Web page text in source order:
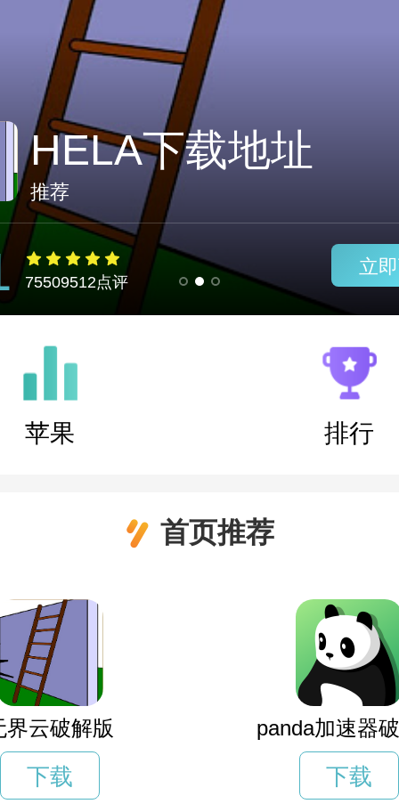
备用机场7天试用
推荐
75509512点评
立
苹果 排行
首页推荐
界云破解版
下载
panda加速器
下载